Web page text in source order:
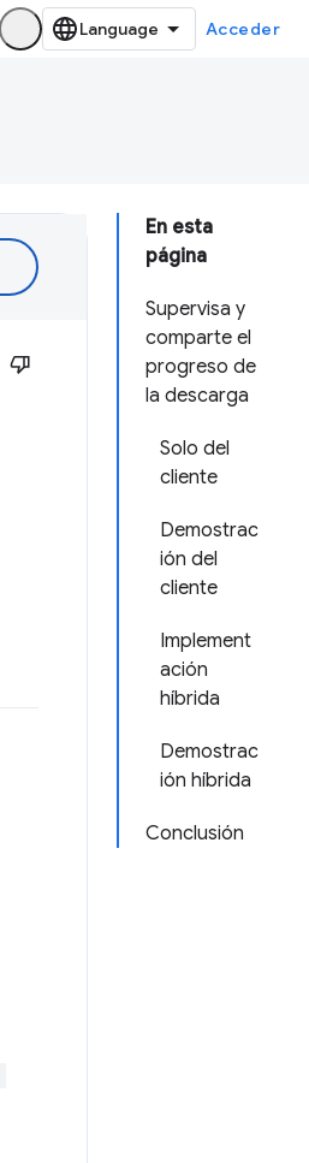
Acceder
En esta
página
Supervisa y
comparte el
progreso de
la descarga
Solo del
cliente
Demostrac
ión del
cliente
Implement
ación
híbrida
Demostrac
ión híbrida
Conclusión